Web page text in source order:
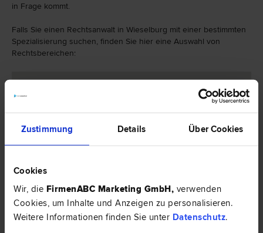
Zustimmung Details Über Cookies
Cookies
Wir, die FirmenABC Marketing GmbH, verwenden
Cookies, um Inhalte und Anzeigen zu personalisieren.
Weitere Informationen finden Sie unter Datenschutz.
in Frage kommt.
Falls Sie einen Rechtsanwalt in Wieselburg mit einer bestimmten
Spezialisierung suchen, finden Sie hier eine Auswahl von
Rechtsbereichen: